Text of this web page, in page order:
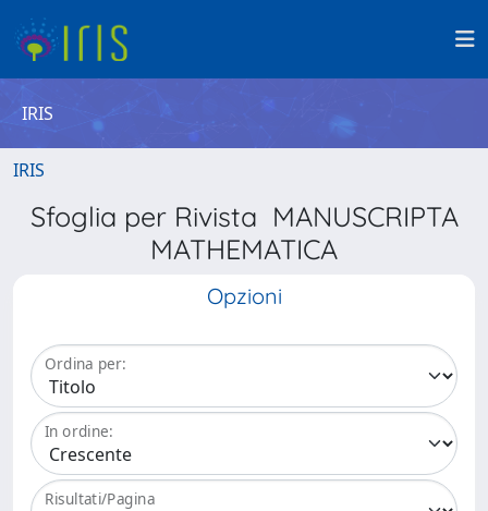
IRIS
IRIS
Sfoglia per Rivista MANUSCRIPTA
MATHEMATICA
Opzioni
Ordina per:
In ordine:
Risultati/Pagina